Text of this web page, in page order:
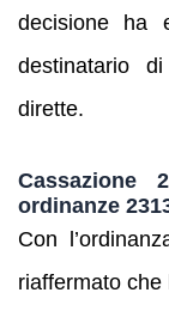
decisione ha
destinatario
dirette.
Cassazione
ordinanze
Con
riaffermato che